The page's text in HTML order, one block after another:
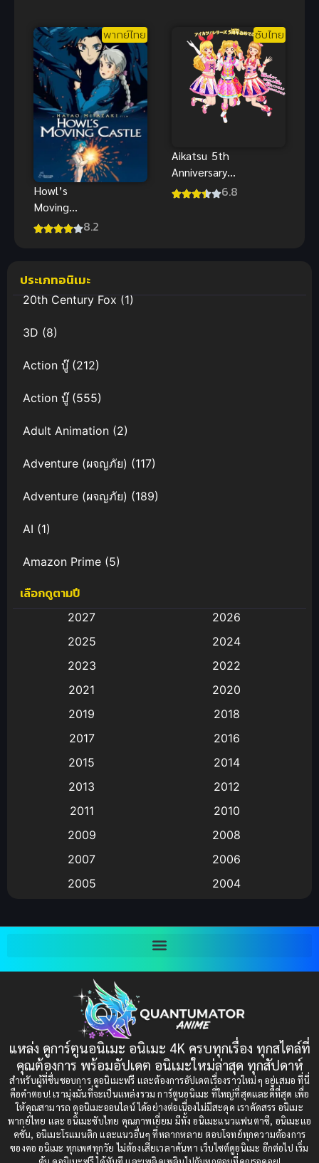
2023
พากย์ไทย
Howl’s
Moving
Castle
ฮาวล์ พากย์
ไทยดูฟรีจ้า
8.2
ซับไทย
Aikatsu 5th
Anniversary
Special ซับ6.8
ประเภทอนิเมะ
20th Century Fox(1)
3D (8)
Action บู๊(212)
Action บู๊(555)
Adult Animation (2)
Adventure (ผจญภัย) (117)
Adventure (ผจญภัย) (189)
AI (1)
Amazon Prime (5)
Anal (ประตูหลัง)
Animation การ์ตูน
Animation อนิเมะ
Animation แอนิเมชัน
(9)
Big tits (นมใหญ่)
Bitch (ผู้หญิงร่าน)
Bondage (ทาส)(1)
(1)
Censored (เซ็นเซอร์)(19)
Comedy (ตลก)(235)
Comedy (ตลก)(85)
Comic Book การ์ตูน(1)
เลือกดูตามปี
2027
2026
2025
2024
2023
2022
2021
2020
2019
2018
2017
2016
2015
2014
2013
2012
2011
2010
2009
2008
2007
2006
2005
2004
2001
2000
1997
1993
1991
1989
1988
1987
1985
1984
1983
1982
1981
1980
1979
แหล่ง ดูการ์ตูนอนิเมะ อนิเมะ 4K ครบทุกเรื่อง ทุกสไตล์ที่
คุณต้องการ พร้อมอัปเดต อนิเมะใหม่ล่าสุด ทุกสัปดาห์
สำหรับผู้ที่ชื่นชอบการ ดูอนิเมะฟรี และต้องการอัปเดตเรื่องราวใหม่ๆ อยู่เสมอ ที่นี่
คือคำตอบ! เรามุ่งมั่นที่จะเป็นแหล่งรวม การ์ตูนอนิเมะ ที่ใหญ่ที่สุดและดีที่สุด เพื่อ
ให้คุณสามารถ ดูอนิเมะออนไลน์ ได้อย่างต่อเนื่องไม่มีสะดุด เราคัดสรร อนิเมะ
พากย์ไทย และ อนิเมะซับไทย คุณภาพเยี่ยม มีทั้ง อนิเมะแนวแฟนตาซี, อนิเมะแอ
คชั่น, อนิเมะโรแมนติก และแนวอื่นๆ ที่หลากหลาย ตอบโจทย์ทุกความต้องการ
ของคอ อนิเมะ ทุกเพศทุกวัย ไม่ต้องเสียเวลาค้นหา เว็บไซต์ดูอนิเมะ อีกต่อไป เริ่ม